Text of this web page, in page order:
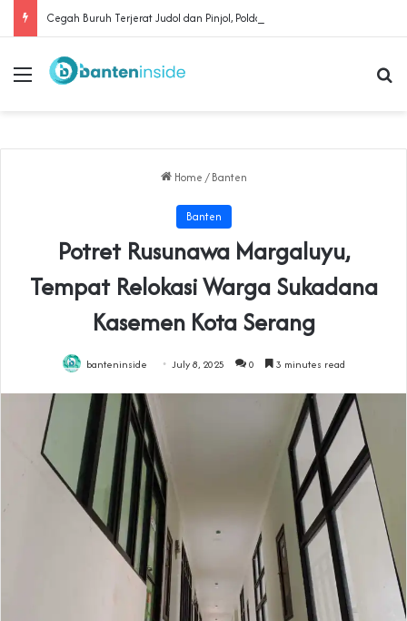
Menu
Home / Banten
Banten
Potret Rusunawa Margaluyu,
Tempat Relokasi Warga Sukadana
Kasemen Kota Serang
banteninside July 8, 2025 0 3 minutes read